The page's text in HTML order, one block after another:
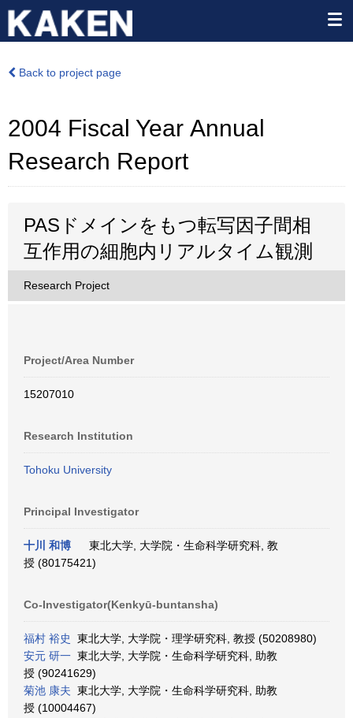
Back to project page
2004 Fiscal Year Annual
Research Report
PASドメインをもつ転写因子間相
互作用の細胞内リアルタイム観測
Research Project
Project/Area Number
15207010
Research Institution
Tohoku University
Principal Investigator
十川 和博
東北大学, 大学院・生命科学研究科, 教
授 (80175421)
Co-Investigator(Kenkyū-buntansha)
福村 裕史
東北大学, 大学院・理学研究科, 教授 (50208980)
安元 研一 東北大学, 大学院・生命科学研究科, 助教
授 (90241629)
菊池 康夫 東北大学, 大学院・生命科学研究科, 助教
授 (10004467)